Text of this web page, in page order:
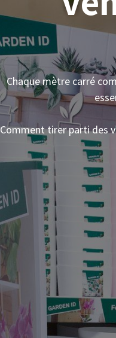
Chaque mètre carré
Comment tirer parti des